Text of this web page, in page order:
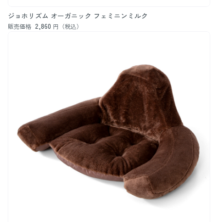
ジョホリズム オーガニック フェミニンミルク
販売価格 2,860 円（税込）